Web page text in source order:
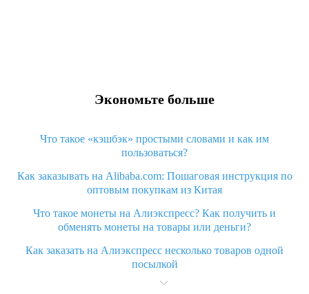
Экономьте больше
Что такое «кэшбэк» простыми словами и как им
пользоваться?
Как заказывать на Alibaba.com: Пошаговая инструкция по
оптовым покупкам из Китая
Что такое монеты на Алиэкспресс? Как получить и
обменять монеты на товары или деньги?
Как заказать на Алиэкспресс несколько товаров одной
посылкой
Что значит статус «Заказ закрыт» на Алиэкспресс и что